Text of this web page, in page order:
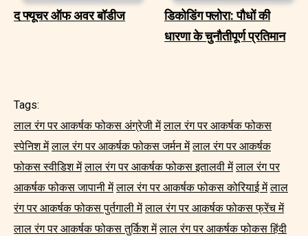
द फ्यूचर ऑफ अवर बॉडीज
डिकोडिंग फ्लोरा: पौधों की
धारणा के चुनौतीपूर्ण प्रतिमान
Tags:
लाल रंग पर आकर्षक फोकस अंग्रेजी में लाल रंग पर आकर्षक फोकस
स्पेनिश में लाल रंग पर आकर्षक फोकस जर्मन में लाल रंग पर आकर्षक
फोकस स्वीडिश में लाल रंग पर आकर्षक फोकस इतालवी में लाल रंग पर
आकर्षक फोकस जापानी में लाल रंग पर आकर्षक फोकस कोरियाई में लाल
रंग पर आकर्षक फोकस पुर्तगाली में लाल रंग पर आकर्षक फोकस फ्रेंच में
लाल रंग पर आकर्षक फोकस तुर्किश में लाल रंग पर आकर्षक फोकस हिंदी